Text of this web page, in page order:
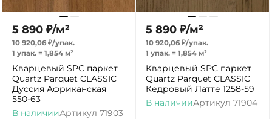
5 890 ₽/м²
10 920,06 ₽/упак.
1 упак. = 1,854 м²
Кварцевый SPC паркет
Quartz Parquet CLASSIC
Дуссия Африканская
550-63
В наличииАртикул 71903
5 890 ₽/м²
10 920,06 ₽/упак.
1 упак. = 1,854 м²
Кварцевый SPC паркет
Quartz Parquet CLASSIC
Кедровый Латте 1258-59
В наличииАртикул 71904